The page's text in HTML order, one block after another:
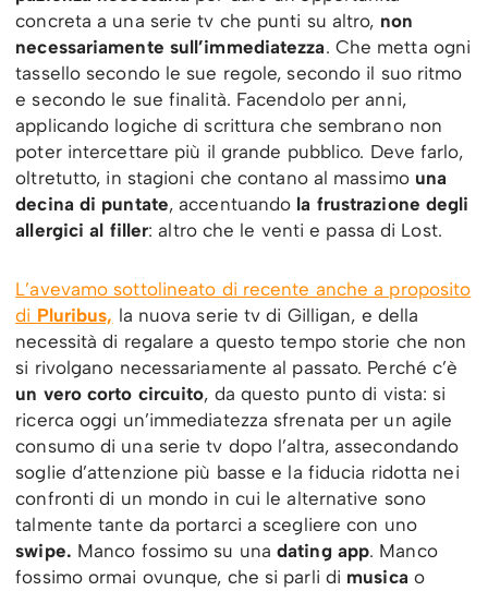
concreta a una serie tv che punti su altro, non
necessariamente sull’immediatezza. Che metta ogni
tassello secondo le sue regole, secondo il suo ritmo
e secondo le sue finalità. Facendolo per anni,
applicando logiche di scrittura che sembrano non
poter intercettare più il grande pubblico. Deve farlo,
oltretutto, in stagioni che contano al massimouna
decina di puntate, accentuando la frustrazione degli
allergici al filler: altro che le venti e passa di Lost.
L’avevamo sottolineato di recente anche a proposito
di Pluribus, la nuova serie tv di Gilligan, e della
necessità di regalare a questo tempo storie che non
si rivolgano necessariamente al passato. Perché c’è
un vero corto circuito, da questo punto di vista: si
ricerca oggi un’immediatezza sfrenata per un agile
consumo di una serie tv dopo l’altra, assecondando
soglie d’attenzione più basse e la fiducia ridotta nei
confronti di un mondo in cui le alternative sono
talmente tante da portarci a scegliere con uno
swipe. Manco fossimo su unadating app. Manco
fossimo ormai ovunque, che si parli di musica o